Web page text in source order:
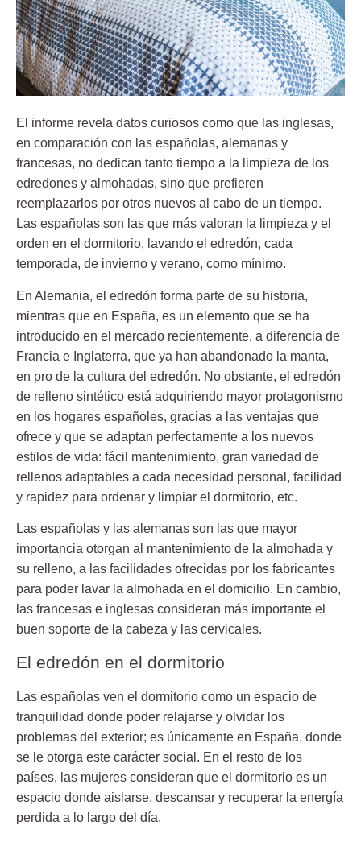
El informe revela datos curiosos como que las inglesas,
en comparación con las españolas, alemanas y
francesas, no dedican tanto tiempo a la limpieza de los
edredones y almohadas, sino que prefieren
reemplazarlos por otros nuevos al cabo de un tiempo.
Las españolas son las que más valoran la limpieza y el
orden en el dormitorio, lavando el edredón, cada
temporada, de invierno y verano, como mínimo.
En Alemania, el edredón forma parte de su historia,
mientras que en España, es un elemento que se ha
introducido en el mercado recientemente, a diferencia de
Francia e Inglaterra, que ya han abandonado la manta,
en pro de la cultura del edredón. No obstante, el edredón
de relleno sintético está adquiriendo mayor protagonismo
en los hogares españoles, gracias a las ventajas que
ofrece y que se adaptan perfectamente a los nuevos
estilos de vida: fácil mantenimiento, gran variedad de
rellenos adaptables a cada necesidad personal, facilidad
y rapidez para ordenar y limpiar el dormitorio, etc.
Las españolas y las alemanas son las que mayor
importancia otorgan al mantenimiento de la almohada y
su relleno, a las facilidades ofrecidas por los fabricantes
para poder lavar la almohada en el domicilio. En cambio,
las francesas e inglesas consideran más importante el
buen soporte de la cabeza y las cervicales.
El edredón en el dormitorio
Las españolas ven el dormitorio como un espacio de
tranquilidad donde poder relajarse y olvidar los
problemas del exterior; es únicamente en España, donde
se le otorga este carácter social. En el resto de los
países, las mujeres consideran que el dormitorio es un
espacio donde aislarse, descansar y recuperar la energía
perdida a lo largo del día.